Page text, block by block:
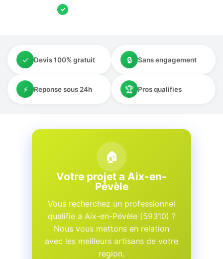
✓
✓ Devis 100% gratuit 🔒 Sans engagement
⚡ Reponse sous 24h 🏆 Pros qualifies
🏠
Votre projet a Aix-en-
Pévèle
Vous recherchez un professionnel
qualifie a Aix-en-Pévèle (59310) ?
Nous vous mettons en relation
avec les meilleurs artisans de votre
region.